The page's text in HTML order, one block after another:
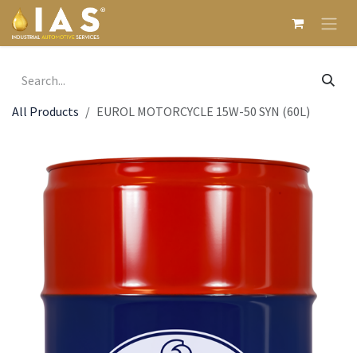
Skip to Content
All Products EUROL MOTORCYCLE 15W-50 SYN (60L)